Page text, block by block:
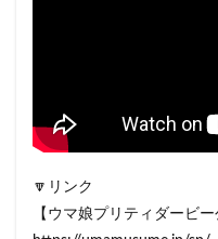
🔽リンク
【ウマ娘プリティダービ